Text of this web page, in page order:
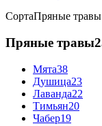
СортаПряные травы
Пряные травы
Мята38
Душица23
Лаванда22
Тимьян20
Чабер19